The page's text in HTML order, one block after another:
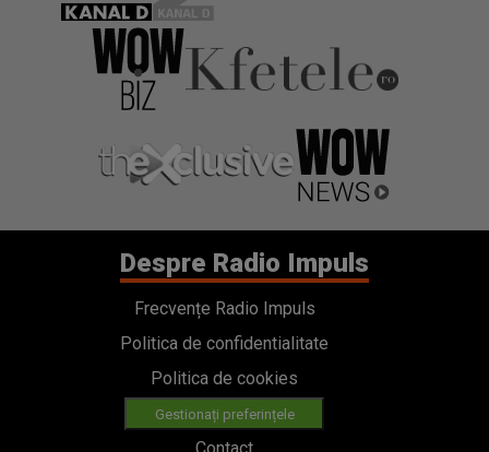
Despre Radio Impuls
Frecvențe Radio Impuls
Politica de confidentialitate
Politica de cookies
Gestionați preferințele
Contact